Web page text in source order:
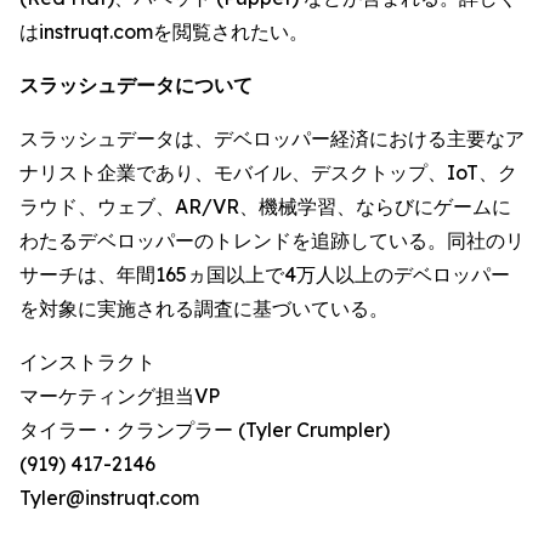
はinstruqt.comを閲覧されたい。
スラッシュデータについて
スラッシュデータは、デベロッパー経済における主要なア
ナリスト企業であり、モバイル、デスクトップ、IoT、ク
ラウド、ウェブ、AR/VR、機械学習、ならびにゲームに
わたるデベロッパーのトレンドを追跡している。同社のリ
サーチは、年間165ヵ国以上で4万人以上のデベロッパー
を対象に実施される調査に基づいている。
インストラクト
マーケティング担当VP
タイラー・クランプラー (Tyler Crumpler)
(919) 417-2146
Tyler@instruqt.com